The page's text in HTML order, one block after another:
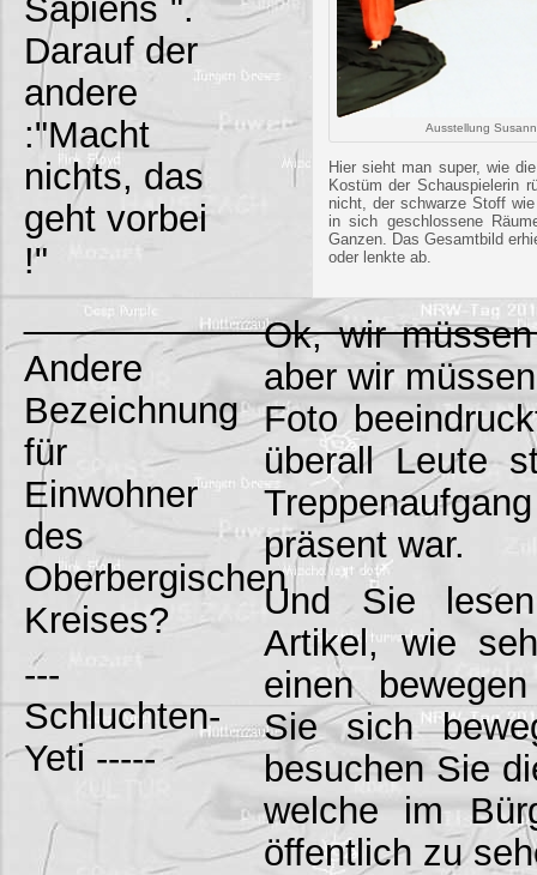
Sapiens`".
Darauf der
andere
:"Macht
nichts, das
geht vorbei
!"
Andere
Bezeichnung
für
Einwohner
des
Oberbergischen
Kreises?
---
Schluchten-
Yeti -----
Ausstellung
Hier sieht man super, wie
Kostüm der Schauspielerin
nicht, der schwarze Stoff
in sich geschlossene
Ganzen. Das Gesamtbild
oder lenkte ab.
Ok, wir
aber wir
Foto
überall Leute
präsent war.
Und Sie
Artikel, wie
einen
Sie sich
besuchen Sie
welche im
öffentlich zu